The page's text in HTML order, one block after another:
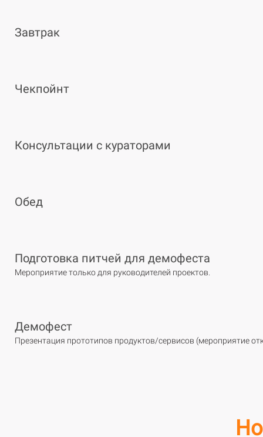
Завтрак
Чекпойнт
Консультации с кураторами
Обед
Подготовка питчей для демофеста
Мероприятие только для руководителей проектов.
Демофест
Презентация прототипов продуктов/сервисов (мероприятие